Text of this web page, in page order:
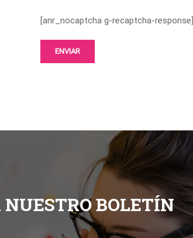
[anr_nocaptcha g-recaptcha-response]
BOLETÍN